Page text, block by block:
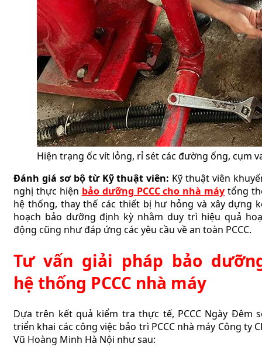
Hiện trạng ốc vít lỏng, rỉ sét các đường ống, cụm
Đánh giá sơ bộ từ Kỹ thuật viên: Kỹ thuật viên
nghị thực hiện bảo dưỡng PCCC cho nhà máy tổng
hệ thống, thay thế các thiết bị hư hỏng và xây dựng
hoạch bảo dưỡng định kỳ nhằm duy trì hiệu quả
động cũng như đáp ứng các yêu cầu về an toàn PCCC.
Tư vấn giải pháp bảo
hệ thống PCCC nhà máy
Dựa trên kết quả kiểm tra thực tế, PCCC Ngày Đêm
triển khai các công việc bảo trì PCCC nhà máy Công ty
Vũ Hoàng Minh Hà Nội như sau: